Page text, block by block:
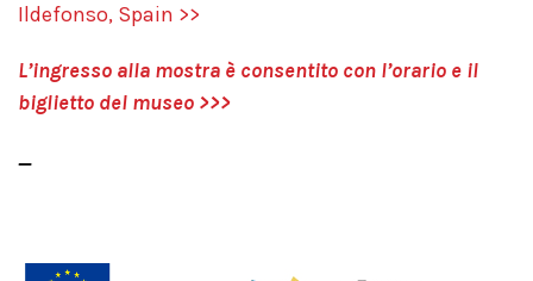
Ildefonso, Spain >>
L’ingresso alla mostra è consentito con l’orario e il
biglietto del museo >>>
_